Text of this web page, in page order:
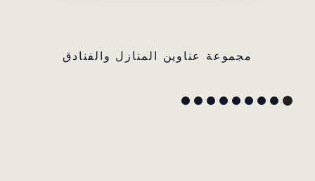
مجموعة عناوين المنازل والفنادق